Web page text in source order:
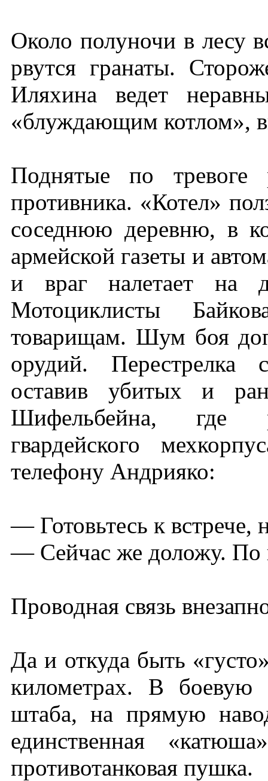
Около полуночи в лесу
рвутся гранаты.
Иляхина ведет
«блуждающим котлом»,
Поднятые по тревоге
противника. «Котел»
соседнюю деревню, в
армейской газеты и
и враг налетает на
Мотоциклисты
товарищам. Шум боя
орудий. Перестрелка
оставив убитых и
Шифельбейна, где
гвардейского
телефону Андрияко:
— Готовьтесь к встрече,
— Сейчас же доложу. По
Проводная связь
Да и откуда быть
километрах. В боевую
штаба, на прямую
единственная
противотанковая пушка.